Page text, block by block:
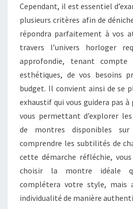
P
E
N
S
A
B
L
E
S
O
U
R
C
H
Cependant, il est essentiel
plusieurs critères afin de
répondra parfaitement à vos
travers l’univers horloger
approfondie, tenant compte
esthétiques, de vos besoins
budget. Il convient ainsi de se
exhaustif qui vous guidera pas
vous permettant d’explorer
de montres disponibles
comprendre les subtilités de
cette démarche réfléchie,
choisir la montre idéale
complétera votre style, mais
individualité de manière